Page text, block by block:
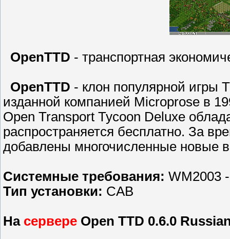
OpenTTD - транспортная
OpenTTD - клон популярной игры
изданной компанией Microprose в
Open Transport Tycoon Deluxe
распространяется бесплатно. За
добавлены многочисленные новые
Системные требования: WM2003
Тип установки: CAB
На сервере Open TTD 0.6.0